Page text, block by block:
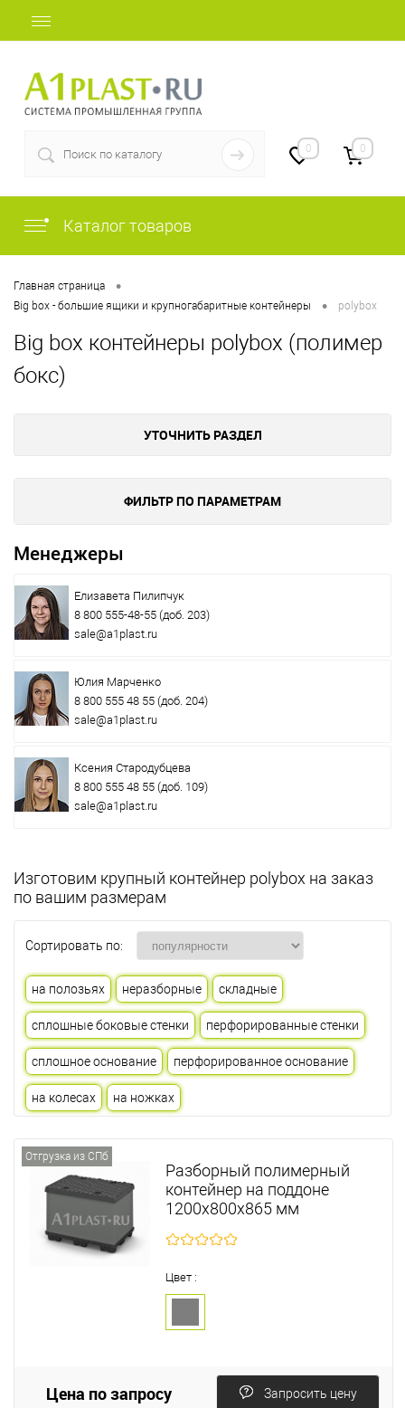
0 0
Каталог товаров
Главная страница •
Big box - большие ящики и крупногабаритные контейнеры • polybox
Big box контейнеры polybox (полимер
бокс)
УТОЧНИТЬ РАЗДЕЛ
ФИЛЬТР ПО ПАРАМЕТРАМ
Менеджеры
Елизавета Пилипчук
8 800 555-48-55 (доб. 203)
sale@a1plast.ru
Юлия Марченко
8 800 555 48 55 (доб. 204)
sale@a1plast.ru
Ксения Стародубцева
8 800 555 48 55 (доб. 109)
sale@a1plast.ru
Изготовим крупный контейнер polybox на заказ
по вашим размерам
Сортировать по:
на полозьях неразборные складные
сплошные боковые стенки перфорированные стенки
сплошное основание перфорированное основание
на колесах на ножках
Отгрузка из СПб
Разборный полимерный
контейнер на поддоне
1200х800х865 мм
Цвет :
Цена по запросу Запросить цену